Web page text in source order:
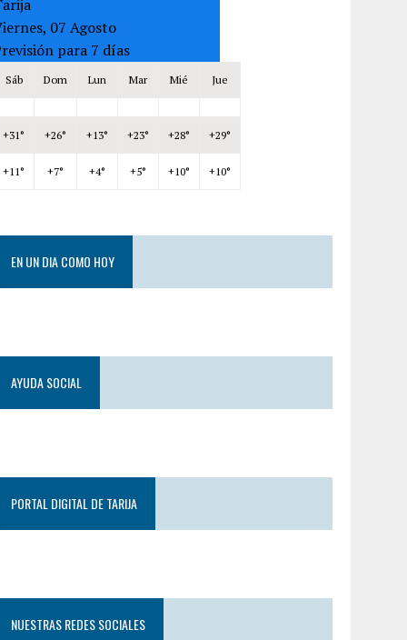
07 Agosto
para 7 días
Sáb Dom Lun Mar Mié Jue
+31° +26° +13° +23° +28° +29°
+11° +7° +4° +5° +10° +10°
EN UN DIA COMO HOY
AYUDA SOCIAL
PORTAL DIGITAL DE TARIJA
NUESTRAS REDES SOCIALES